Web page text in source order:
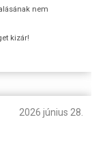
nem
kizár!
2026 június 28.